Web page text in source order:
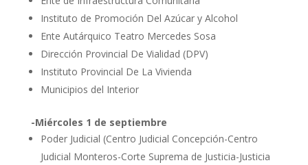
Instituto de Promoción Del Azúcar y Alcohol
Ente Autárquico Teatro Mercedes Sosa
Dirección Provincial De Vialidad (DPV)
Instituto Provincial De La Vivienda
Municipios del Interior
-Miércoles 1 de septiembre
Poder Judicial (Centro Judicial Concepción-Centro
Judicial Monteros-Corte Suprema de Justicia-Justicia